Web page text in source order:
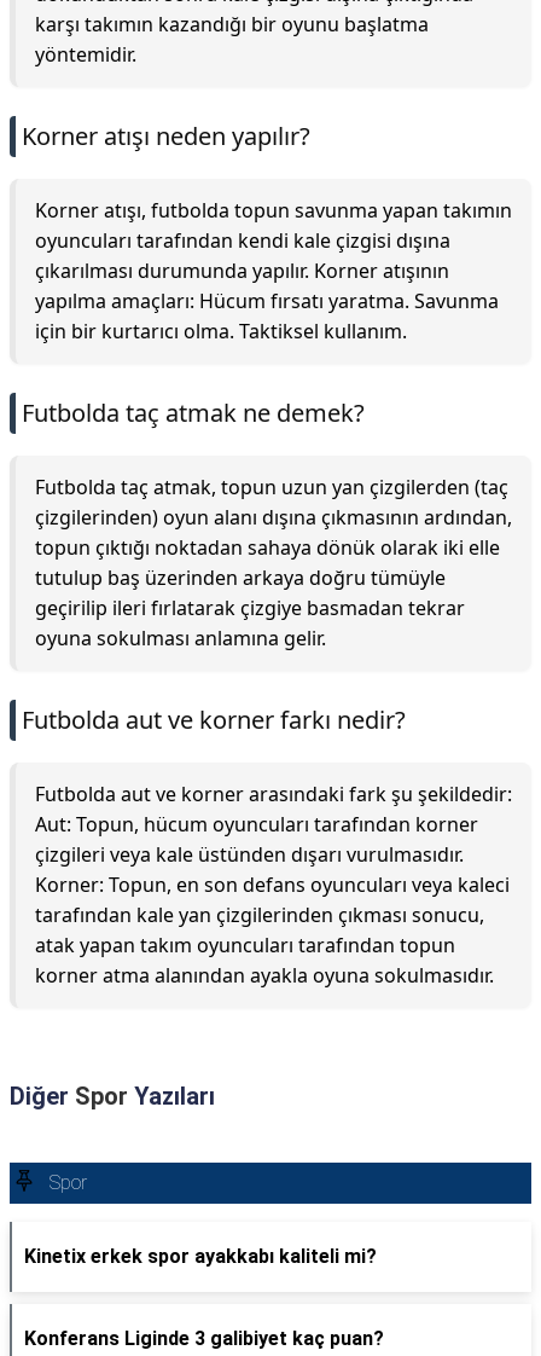
karşı takımın kazandığı bir oyunu başlatma
yöntemidir.
Korner atışı neden yapılır?
Korner atışı, futbolda topun savunma yapan takımın
oyuncuları tarafından kendi kale çizgisi dışına
çıkarılması durumunda yapılır. Korner atışının
yapılma amaçları: Hücum fırsatı yaratma. Savunma
için bir kurtarıcı olma. Taktiksel kullanım.
Futbolda taç atmak ne demek?
Futbolda taç atmak, topun uzun yan çizgilerden (taç
çizgilerinden) oyun alanı dışına çıkmasının ardından,
topun çıktığı noktadan sahaya dönük olarak iki elle
tutulup baş üzerinden arkaya doğru tümüyle
geçirilip ileri fırlatarak çizgiye basmadan tekrar
oyuna sokulması anlamına gelir.
Futbolda aut ve korner farkı nedir?
Futbolda aut ve korner arasındaki fark şu şekildedir:
Aut: Topun, hücum oyuncuları tarafından korner
çizgileri veya kale üstünden dışarı vurulmasıdır.
Korner: Topun, en son defans oyuncuları veya kaleci
tarafından kale yan çizgilerinden çıkması sonucu,
atak yapan takım oyuncuları tarafından topun
korner atma alanından ayakla oyuna sokulmasıdır.
Diğer Spor Yazıları
Spor
Kinetix erkek spor ayakkabı kaliteli mi?
Konferans Liginde 3 galibiyet kaç puan?